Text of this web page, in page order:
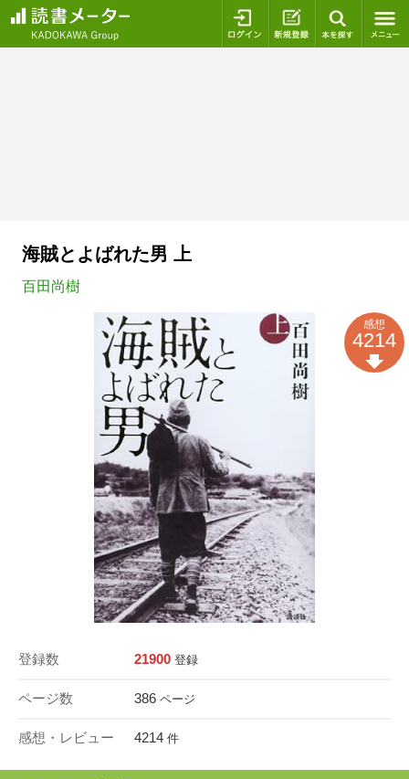
ログイン 新規登録
海賊とよばれた男 上
百田尚樹
登録数 21900 登録
ページ数 386 ページ
感想・レビュー 4214 件
感想
4214